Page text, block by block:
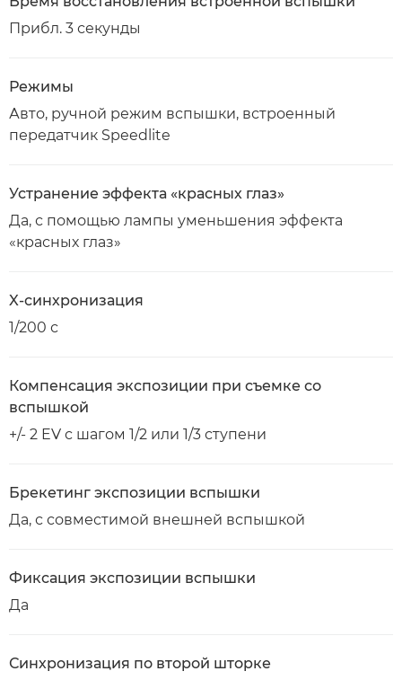
Прибл. 3 секунды
Режимы
Авто, ручной режим вспышки, встроенный
передатчик Speedlite
Устранение эффекта «красных глаз»
Да, с помощью лампы уменьшения эффекта
«красных глаз»
X-синхронизация
1/200 с
Компенсация экспозиции при съемке со
вспышкой
+/- 2 EV с шагом 1/2 или 1/3 ступени
Брекетинг экспозиции вспышки
Да, с совместимой внешней вспышкой
Фиксация экспозиции вспышки
Да
Синхронизация по второй шторке